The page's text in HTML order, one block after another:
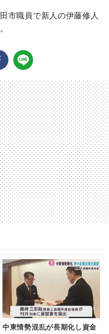
市職員で新人の伊藤修人
中東情勢混乱が長期化し資金